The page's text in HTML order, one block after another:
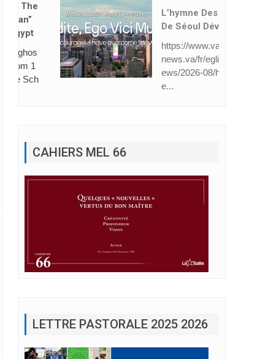
De Séoul Dévoilé
https://www.vatican
news.va/fr/eglise/n
ews/2026-08/hymn
e...